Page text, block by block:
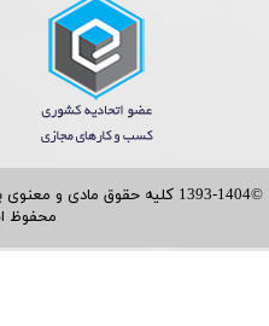
©1393-1404 کلیه حقوق مادی و
محفوظ